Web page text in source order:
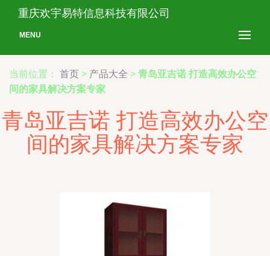
重庆欢宇易特信息科技有限公司
MENU
当前位置： 首页 > 产品大全 > 青岛亚吉诺 打造高效办公空
间的家具解决方案专家
青岛亚吉诺 打造高效办公空
间的家具解决方案专家